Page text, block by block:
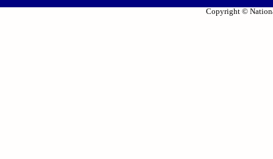
Copyright ©